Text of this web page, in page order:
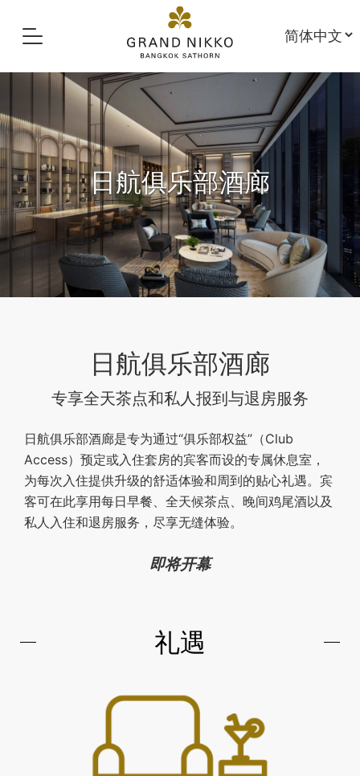
日航俱乐部酒廊
日航俱乐部酒廊
专享全天茶点和私人报到与退房服务
日航俱乐部酒廊是专为通过“俱乐部权益”（Club
Access）预定或入住套房的宾客而设的专属休息室，
为每次入住提供升级的舒适体验和周到的贴心礼遇。宾
客可在此享用每日早餐、全天候茶点、晚间鸡尾酒以及
私人入住和退房服务，尽享无缝体验。
即将开幕
礼遇